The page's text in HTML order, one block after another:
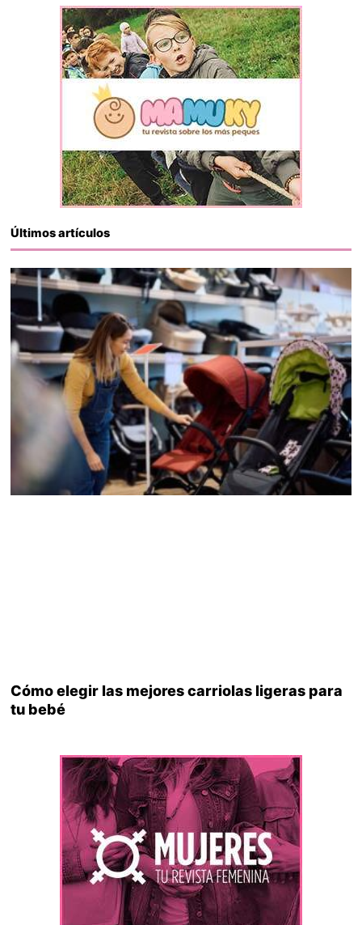
Últimos artículos
Cómo elegir las mejores carriolas ligeras para
tu bebé